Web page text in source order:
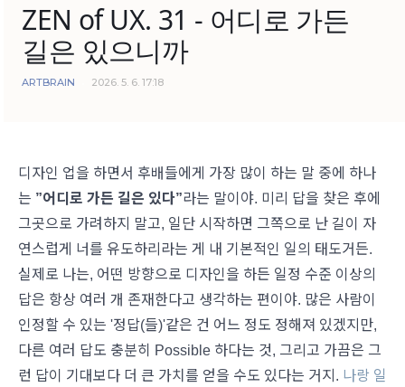
ZEN of UX. 31 - 어디로 가든
길은 있으니까
ARTBRAIN 2026. 5. 6. 17:18
디자인 업을 하면서 후배들에게 가장 많이 하는 말 중에 하나
는 ”어디로 가든 길은 있다”라는 말이야. 미리 답을 찾은 후에
그곳으로 가려하지 말고, 일단 시작하면 그쪽으로 난 길이 자
연스럽게 너를 유도하리라는 게 내 기본적인 일의 태도거든.
실제로 나는, 어떤 방향으로 디자인을 하든 일정 수준 이상의
답은 항상 여러 개 존재한다고 생각하는 편이야. 많은 사람이
인정할 수 있는 '정답(들)'같은 건 어느 정도 정해져 있겠지만,
다른 여러 답도 충분히 Possible 하다는 것, 그리고 가끔은 그
런 답이 기대보다 더 큰 가치를 얻을 수도 있다는 거지. 나랑 일